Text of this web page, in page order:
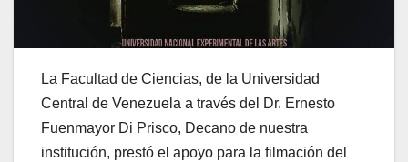
La Facultad de Ciencias, de la Universidad
Central de Venezuela a través del Dr. Ernesto
Fuenmayor Di Prisco, Decano de nuestra
institución, prestó el apoyo para la filmación del